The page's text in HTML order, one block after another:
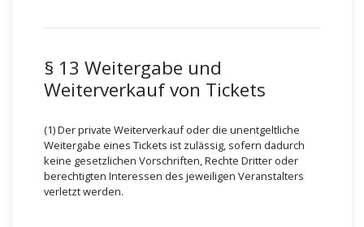
§ 13 Weitergabe und
Weiterverkauf von Tickets
(1) Der private Weiterverkauf oder die unentgeltliche
Weitergabe eines Tickets ist zulässig, sofern dadurch
keine gesetzlichen Vorschriften, Rechte Dritter oder
berechtigten Interessen des jeweiligen Veranstalters
verletzt werden.